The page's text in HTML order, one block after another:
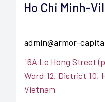
Ho Chi Minh-
admin@armor-
16A Le Hong Street
Ward 12, District 10,
Vietnam